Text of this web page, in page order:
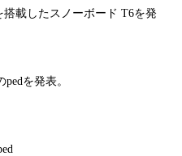
搭載したスノーボード T6を発
を発表。